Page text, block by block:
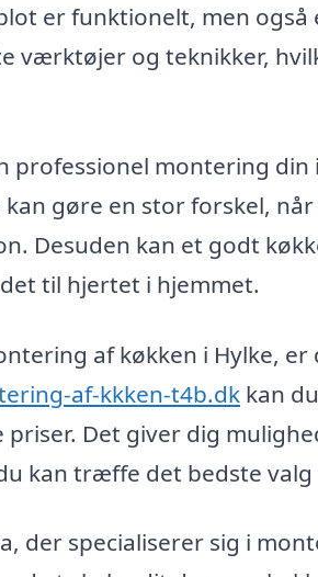
er funktionelt, men
værktøjer og teknikker,
professionel montering
gøre en stor forskel,
Desuden kan et godt
til hjertet i hjemmet.
af køkken i Hylke,
af-kkken-t4b.dk kan
Det giver dig
kan træffe det bedste
der specialiserer sig i